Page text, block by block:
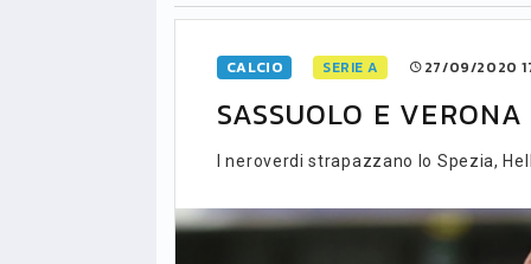
CALCIO SERIE A 27/09/2020
SASSUOLO E
I neroverdi strapazzano lo Spezia,